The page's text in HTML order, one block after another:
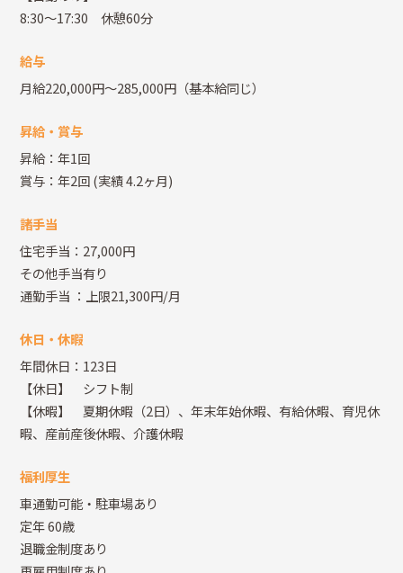
8:30～17:30 休憩60分
給与
月給220,000円～285,000円（基本給同じ）
昇給・賞与
昇給：年1回
賞与：年2回(実績 4.2ヶ月)
諸手当
住宅手当：27,000円
その他手当有り
通勤手当 ：上限21,300円/月
休日・休暇
年間休日：123日
【休日】 シフト制
【休暇】 夏期休暇（2日）、年末年始休暇、有給休暇、育児休
暇、産前産後休暇、介護休暇
福利厚生
車通勤可能・駐車場あり
定年 60歳
退職金制度あり